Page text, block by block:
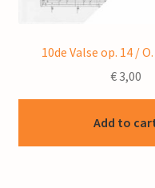
10de Valse op. 14 /
€3,00
Add to